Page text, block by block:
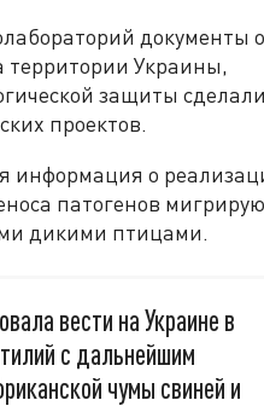
документы о
территории Украины,
защиты
проектов.
информация о
патогенов
дикими птицами.
вести на Украине в
с дальнейшим
чумы свиней и